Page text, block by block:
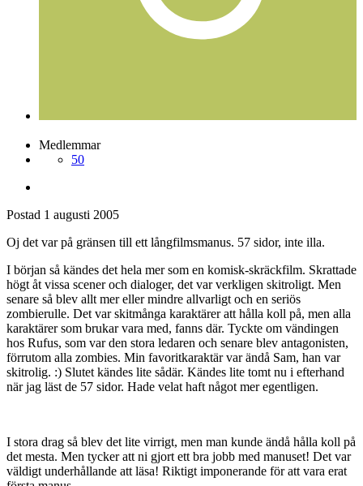
Medlemmar
50
Postad 1 augusti 2005
Oj det var på gränsen till ett långfilmsmanus. 57 sidor, inte illa.
I början så kändes det hela mer som en komisk-skräckfilm. Skrattade
högt åt vissa scener och dialoger, det var verkligen skitroligt. Men
senare så blev allt mer eller mindre allvarligt och en seriös
zombierulle. Det var skitmånga karaktärer att hålla koll på, men alla
karaktärer som brukar vara med, fanns där. Tyckte om vändingen
hos Rufus, som var den stora ledaren och senare blev antagonisten,
förrutom alla zombies. Min favoritkaraktär var ändå Sam, han var
skitrolig. :) Slutet kändes lite sådär. Kändes lite tomt nu i efterhand
när jag läst de 57 sidor. Hade velat haft något mer egentligen.
I stora drag så blev det lite virrigt, men man kunde ändå hålla koll på
det mesta. Men tycker att ni gjort ett bra jobb med manuset! Det var
väldigt underhållande att läsa! Riktigt imponerande för att vara erat